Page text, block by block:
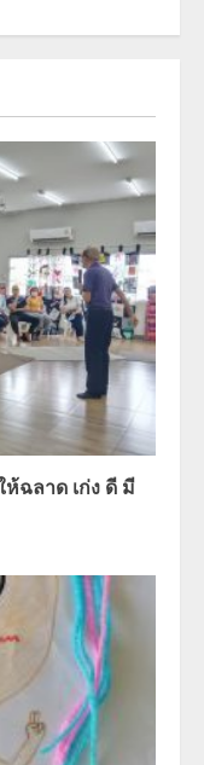
ห้ฉลาด เก่ง ดี มี